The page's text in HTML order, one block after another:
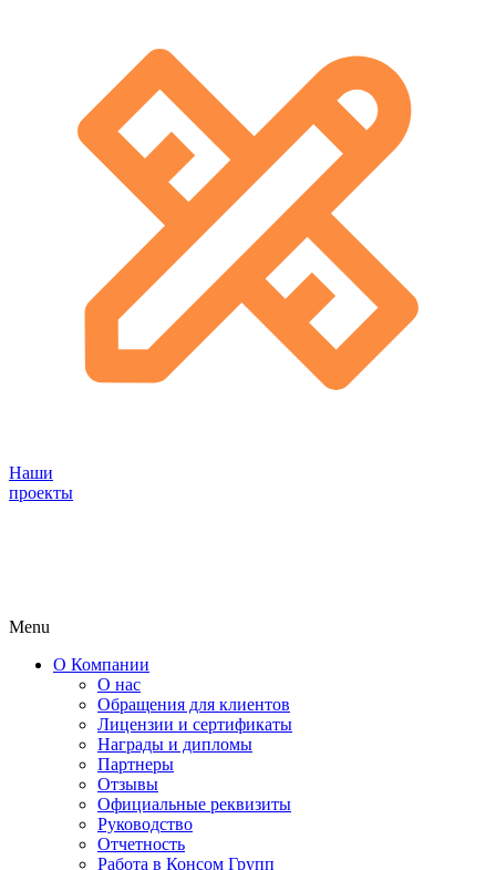
Наши
проекты
Menu
О Компании
О нас
Обращения для клиентов
Лицензии и сертификаты
Награды и дипломы
Партнеры
Отзывы
Официальные реквизиты
Руководство
Отчетность
Работа в Консом Групп